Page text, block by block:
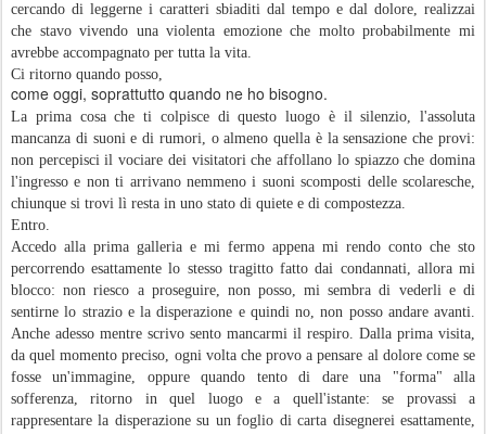
cercando di leggerne i caratteri sbiaditi dal tempo e dal dolore, realizzai
che stavo vivendo una violenta emozione che molto probabilmente mi
avrebbe accompagnato per tutta la vita.
Ci ritorno quando posso,
come oggi, soprattutto quando ne ho bisogno.
La prima cosa che ti colpisce di questo luogo è il silenzio, l'assoluta
mancanza di suoni e di rumori, o almeno quella è la sensazione che provi:
non percepisci il vociare dei visitatori che affollano lo spiazzo che domina
l'ingresso e non ti arrivano nemmeno i suoni scomposti delle scolaresche,
chiunque si trovi lì resta in uno stato di quiete e di compostezza.
Entro.
Accedo alla prima galleria e mi fermo appena mi rendo conto che sto
percorrendo esattamente lo stesso tragitto fatto dai condannati, allora mi
blocco: non riesco a proseguire, non posso, mi sembra di vederli e di
sentirne lo strazio e la disperazione e quindi no, non posso andare avanti.
Anche adesso mentre scrivo sento mancarmi il respiro. Dalla prima visita,
da quel momento preciso, ogni volta che provo a pensare al dolore come se
fosse un'immagine, oppure quando tento di dare una "forma" alla
sofferenza, ritorno in quel luogo e a quell'istante: se provassi a
rappresentare la disperazione su un foglio di carta disegnerei esattamente,